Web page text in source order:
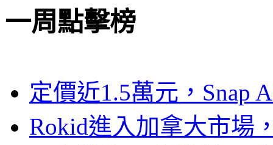
一周點擊榜
定價近1.5萬元，Snap
Rokid進入加拿大市場